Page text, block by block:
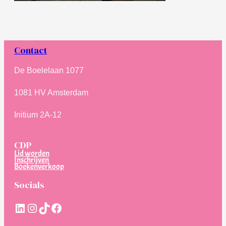
Contact
De Boelelaan 1077
1081 HV Amsterdam
Initium 2A-12
CDP
Lid worden
Inschrijven
Boekenverkoop
Socials
LinkedIn
Instagram
TikTokFacebook